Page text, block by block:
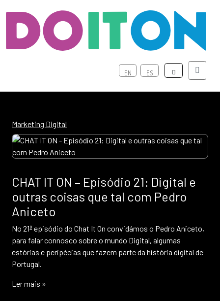
EN ES
Marketing Digital
CHAT IT ON – Episódio 21: Digital e
outras coisas que tal com Pedro
Aniceto
No 21º episódio do Chat It On convidámos o Pedro Aniceto,
para falar connosco sobre o mundo Digital, algumas
estórias e peripécias que fazem parte da história digital de
Portugal.
Ler mais »